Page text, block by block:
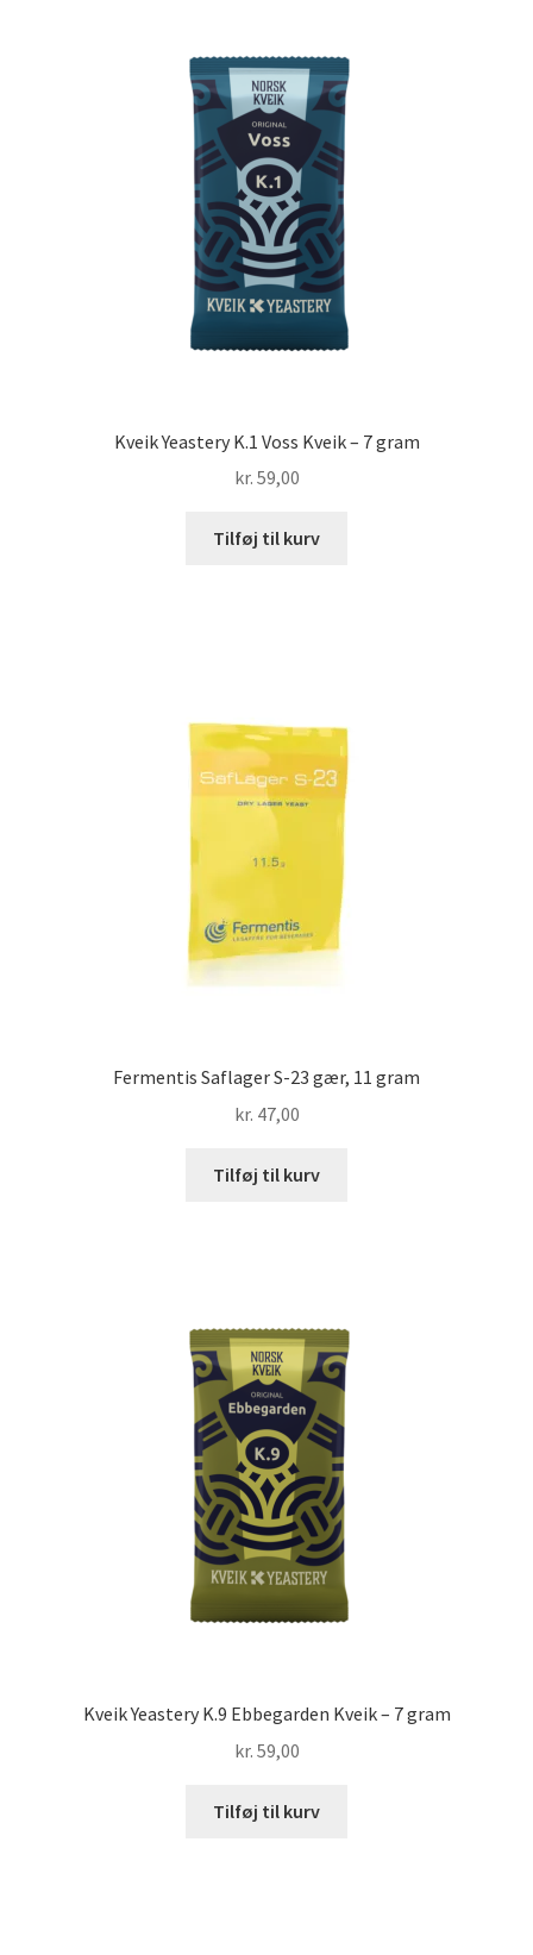
Kveik Yeastery K.1 Voss Kveik – 7 gram
kr. 59,00
Tilføj til kurv
Fermentis Saflager S-23 gær, 11 gram
kr. 47,00
Tilføj til kurv
Kveik Yeastery K.9 Ebbegarden Kveik – 7 gram
kr. 59,00
Tilføj til kurv